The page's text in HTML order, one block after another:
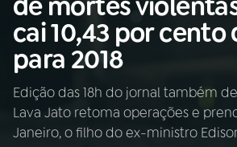
Rádio
Nacional
Buscar
01INÍCIO
cai 10,43 por cento
para 2018
Edição das 18h do jornal também
Lava Jato retoma operações e
Janeiro, o filho do ex-ministro